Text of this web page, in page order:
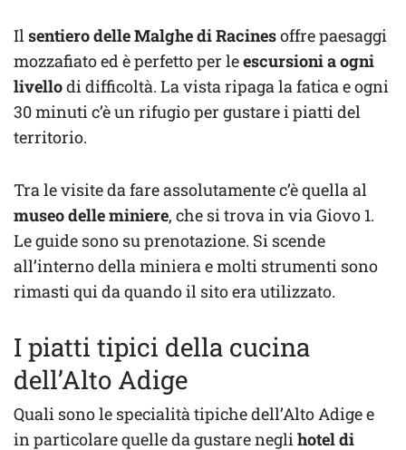
Il sentiero delle Malghe di Racinesoffre paesaggi
mozzafiato ed è perfetto per leescursioni a ogni
livellodi difficoltà. La vista ripaga la fatica e ogni
30 minuti c’è un rifugio per gustare i piatti del
territorio.
Tra le visite da fare assolutamente c’è quella al
museo delle miniere, che si trova in via Giovo 1.
Le guide sono su prenotazione. Si scende
all’interno della miniera e molti strumenti sono
rimasti qui da quando il sito era utilizzato.
I piatti tipici della cucina
dell’Alto Adige
Quali sono le specialità tipiche dell’Alto Adige e
in particolare quelle da gustare negli hotel di